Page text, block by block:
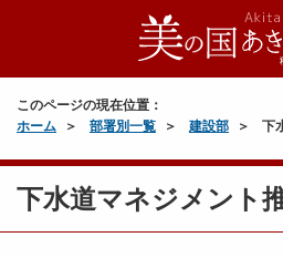
このページの現在位置：
ホーム
部署別一覧 建設部 下
下水道マネジメント